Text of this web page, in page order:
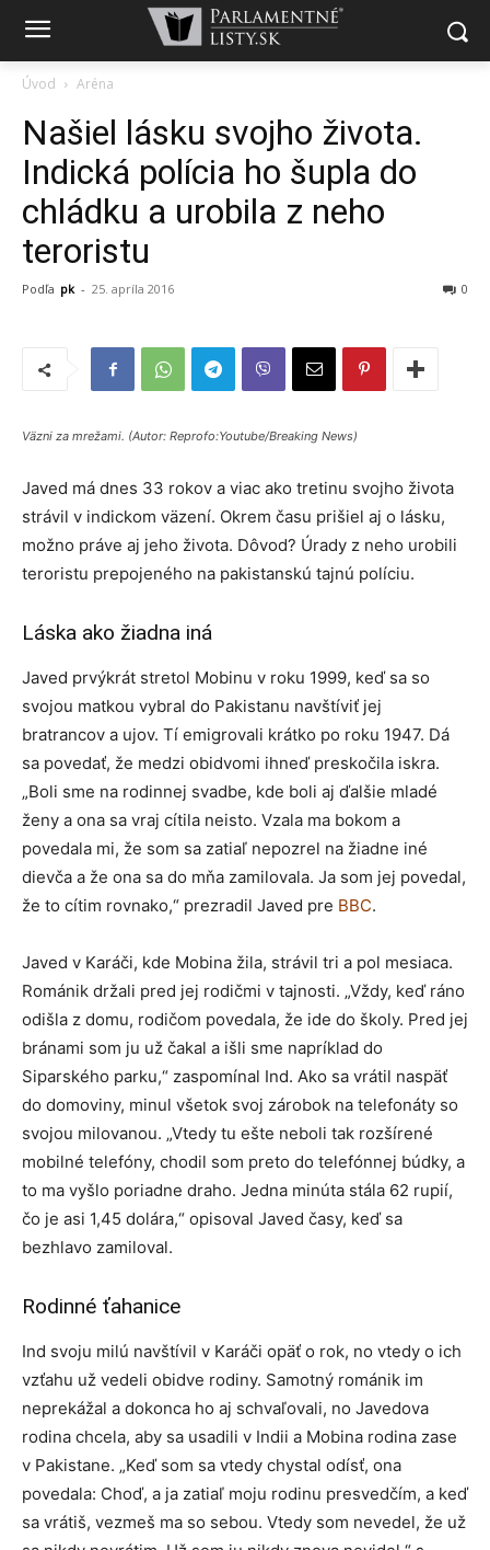
Úvod Aréna
Našiel lásku svojho života.
Indická polícia ho šupla do
chládku a urobila z neho
teroristu
Podľa pk - 25. apríla 2016 0
Väzni za mrežami. (Autor: Reprofo:Youtube/Breaking News)
Javed má dnes 33 rokov a viac ako tretinu svojho života
strávil v indickom väzení. Okrem času prišiel aj o lásku,
možno práve aj jeho života. Dôvod? Úrady z neho urobili
teroristu prepojeného na pakistanskú tajnú políciu.
Láska ako žiadna iná
Javed prvýkrát stretol Mobinu v roku 1999, keď sa so
svojou matkou vybral do Pakistanu navštíviť jej
bratrancov a ujov. Tí emigrovali krátko po roku 1947. Dá
sa povedať, že medzi obidvomi ihneď preskočila iskra.
„Boli sme na rodinnej svadbe, kde boli aj ďalšie mladé
ženy a ona sa vraj cítila neisto. Vzala ma bokom a
povedala mi, že som sa zatiaľ nepozrel na žiadne iné
dievča a že ona sa do mňa zamilovala. Ja som jej povedal,
že to cítim rovnako,“ prezradil Javed pre BBC.
Javed v Karáči, kde Mobina žila, strávil tri a pol mesiaca.
Románik držali pred jej rodičmi v tajnosti. „Vždy, keď ráno
odišla z domu, rodičom povedala, že ide do školy. Pred jej
bránami som ju už čakal a išli sme napríklad do
Siparského parku,“ zaspomínal Ind. Ako sa vrátil naspäť
do domoviny, minul všetok svoj zárobok na telefonáty so
svojou milovanou. „Vtedy tu ešte neboli tak rozšírené
mobilné telefóny, chodil som preto do telefónnej búdky, a
to ma vyšlo poriadne draho. Jedna minúta stála 62 rupií,
čo je asi 1,45 dolára,“ opisoval Javed časy, keď sa
bezhlavo zamiloval.
Rodinné ťahanice
Ind svoju milú navštívil v Karáči opäť o rok, no vtedy o ich
vzťahu už vedeli obidve rodiny. Samotný románik im
neprekážal a dokonca ho aj schvaľovali, no Javedova
rodina chcela, aby sa usadili v Indii a Mobina rodina zase
v Pakistane. „Keď som sa vtedy chystal odísť, ona
povedala: Choď, a ja zatiaľ moju rodinu presvedčím, a keď
sa vrátiš, vezmeš ma so sebou. Vtedy som nevedel, že už